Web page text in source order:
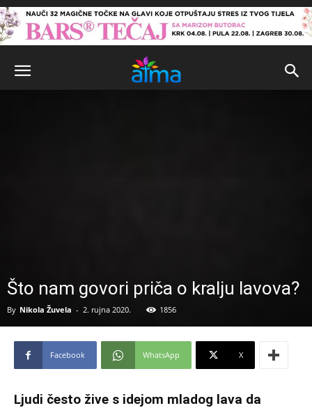
Što nam govori priča o kralju lavova?
By Nikola Žuvela - 2. rujna 2020. 1856
Facebook WhatsApp X
Ljudi često žive s idejom mladog lava da